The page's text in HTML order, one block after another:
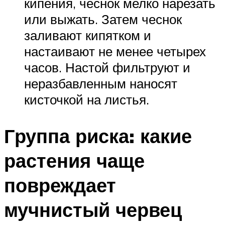
или выжать. Затем чеснок
заливают кипятком и
настаивают не менее четырех
часов. Настой фильтруют и
неразбавленным наносят
кисточкой на листья.
Группа риска: какие
растения чаще
повреждает
мучнистый червец